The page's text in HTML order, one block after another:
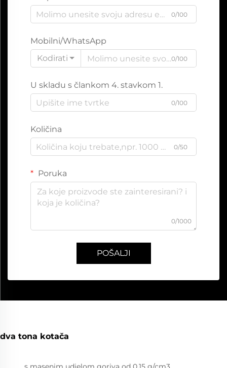
0/100
Mobilni/WhatsApp
Kodirati
0/100
U skladu s člankom 4. stavkom 1.
0/100
Količina
0/50
Poruka
0/1000
POŠALJI
dva tona kotača